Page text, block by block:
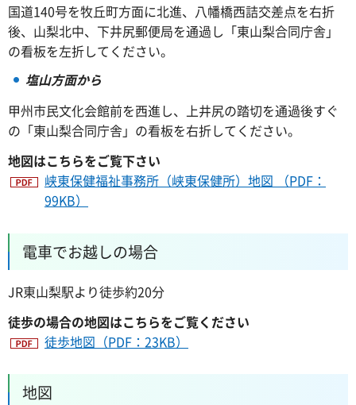
国道140号を牧丘町方面に北進、八幡橋西詰交差点を右折
後、山梨北中、下井尻郵便局を通過し「東山梨合同庁舎」
の看板を左折してください。
塩山方面から
甲州市民文化会館前を西進し、上井尻の踏切を通過後すぐ
の「東山梨合同庁舎」の看板を右折してください。
地図はこちらをご覧下さい
峡東保健福祉事務所（峡東保健所）地図 （PDF：
99KB）
電車でお越しの場合
JR東山梨駅より徒歩約20分
徒歩の場合の地図はこちらをご覧ください
徒歩地図（PDF：23KB）
地図